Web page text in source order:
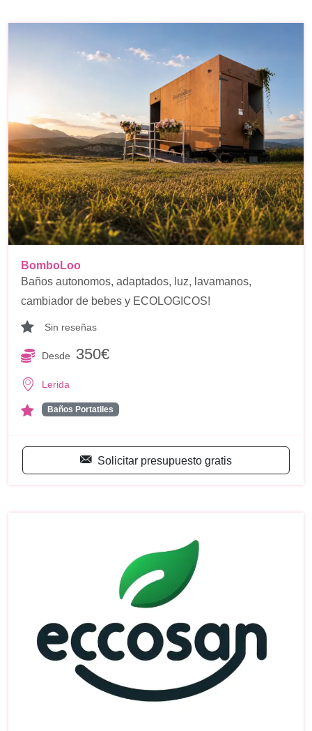
BomboLoo
Baños autonomos, adaptados, luz, lavamanos,
cambiador de bebes y ECOLOGICOS!
Sin reseñas
Desde 350€
Lerida
Baños Portatiles
Solicitar presupuesto gratis